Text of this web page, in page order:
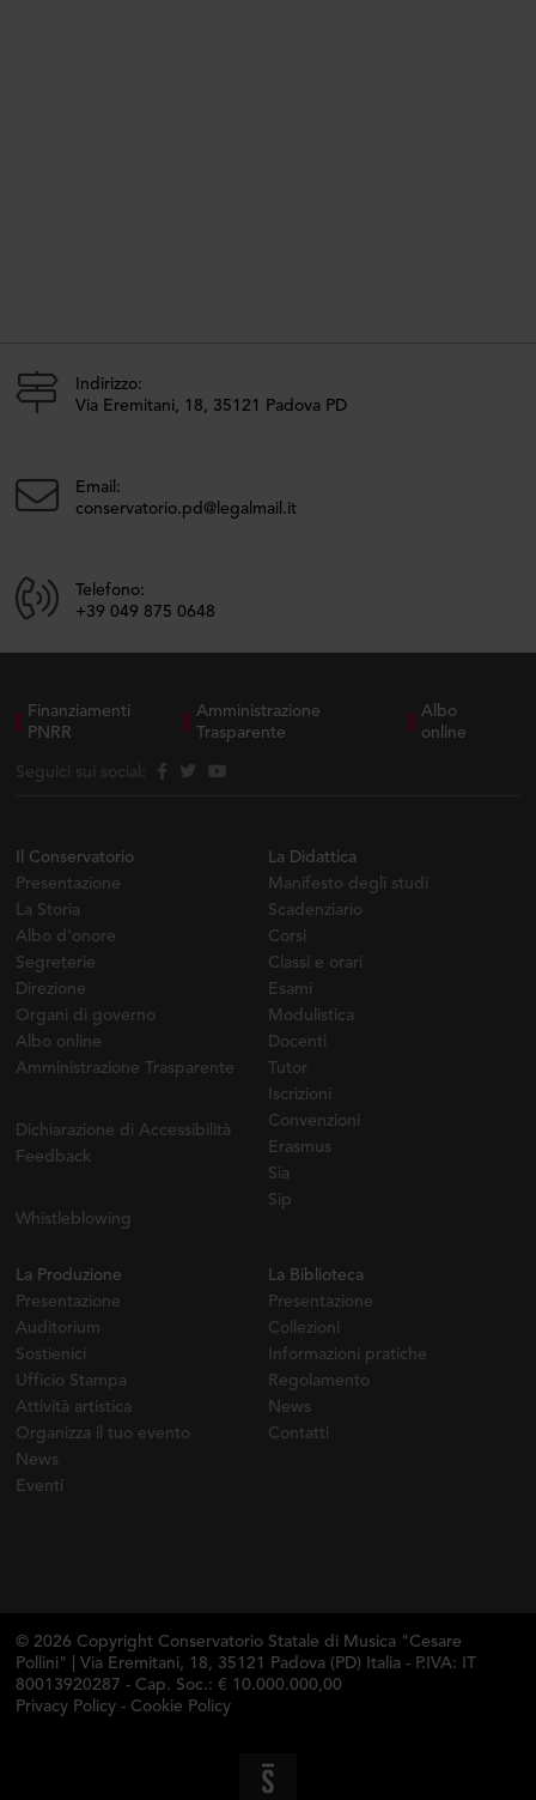
Indirizzo:
Via Eremitani, 18, 35121 Padova PD
Email:
conservatorio.pd@legalmail.it
Telefono:
+39 049 875 0648
Finanziamenti
PNRR
Amministrazione
Trasparente
Albo
online
Seguici sui social:
Il Conservatorio
Presentazione
La Storia
Albo d'onore
Segreterie
Direzione
Organi di governo
Albo online
Amministrazione Trasparente
Dichiarazione di Accessibilità
Feedback
Whistleblowing
La Didattica
Manifesto degli studi
Scadenziario
Corsi
Classi e orari
Esami
Modulistica
Docenti
Tutor
Iscrizioni
Convenzioni
Erasmus
Sia
Sip
La Produzione
Presentazione
Auditorium
Sostienici
Ufficio Stampa
Attività artistica
Organizza il tuo evento
News
Eventi
La Biblioteca
Presentazione
Collezioni
Informazioni pratiche
Regolamento
News
Contatti
© 2026 Copyright Conservatorio Statale di Musica "Cesare
Pollini" | Via Eremitani, 18, 35121 Padova (PD) Italia - P.IVA: IT
80013920287 - Cap. Soc.: € 10.000.000,00
Privacy Policy - Cookie Policy